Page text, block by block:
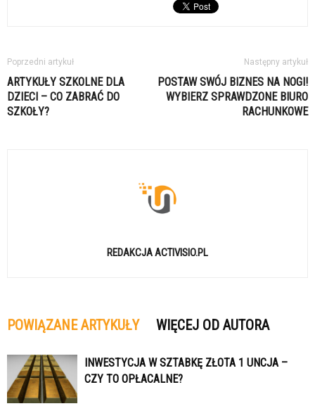
Poprzedni artykuł
ARTYKUŁY SZKOLNE DLA
DZIECI – CO ZABRAĆ DO
SZKOŁY?
Następny artykuł
POSTAW SWÓJ BIZNES NA NOGI!
WYBIERZ SPRAWDZONE BIURO
RACHUNKOWE
REDAKCJA ACTIVISIO.PL
POWIĄZANE ARTYKUŁY WIĘCEJ OD AUTORA
INWESTYCJA W SZTABKĘ ZŁOTA 1 UNCJA –
CZY TO OPŁACALNE?